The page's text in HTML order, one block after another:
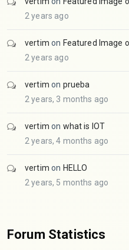
2 years ago
vertim on Featured Image
2 years ago
vertim on prueba
2 years, 3 months ago
vertim on what is IOT
2 years, 4 months ago
vertim on HELLO
2 years, 5 months ago
Forum Statistics